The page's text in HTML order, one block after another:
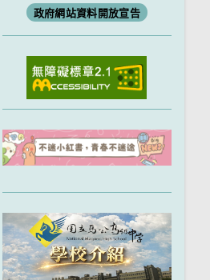
政府網站資料開放宣告